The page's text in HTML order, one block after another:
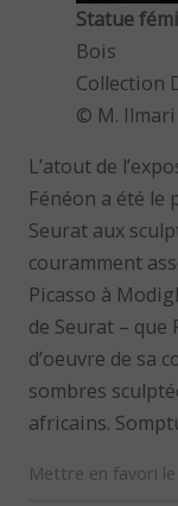
Statue
Bois
Collection
© M.
L’atout de
Fénéon a été le
Seurat aux
couramment
Picasso à
de Seurat – que
d’oeuvre de sa
sombres
africains.
Mettre en favori le